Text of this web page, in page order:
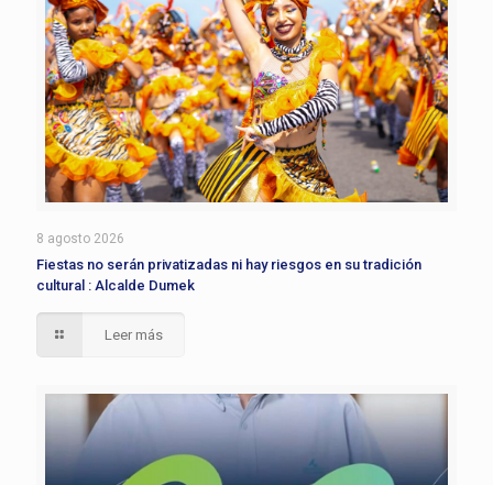
8 agosto 2026
Fiestas no serán privatizadas ni hay riesgos en su tradición
cultural : Alcalde Dumek
Leer más